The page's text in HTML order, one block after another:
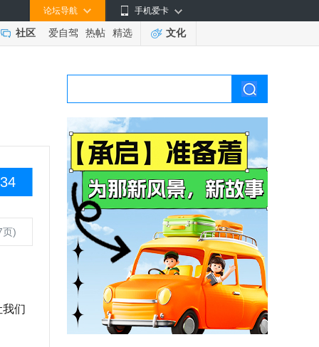
手机爱卡
论坛导航
社区 爱自驾 热帖 精选 文化
页)
们